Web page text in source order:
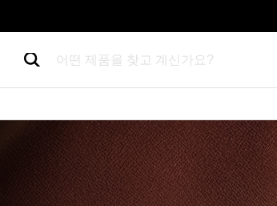
어떤 제품을 찾고 계신가요?